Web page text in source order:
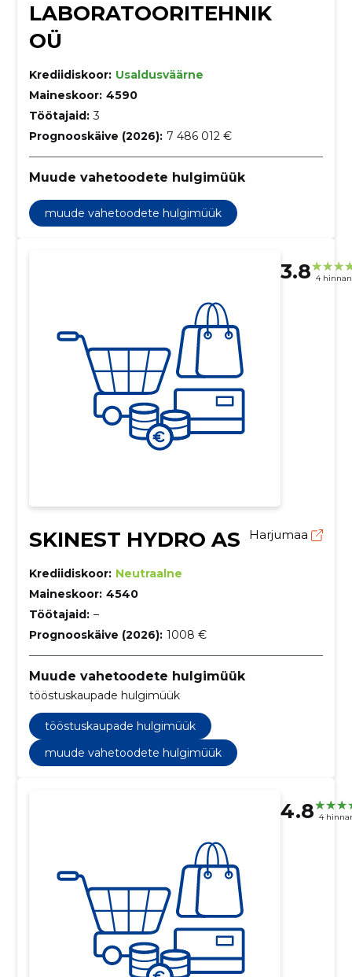
LABORATOORITEHNIK
OÜ
Krediidiskoor: Usaldusväärne
Maineskoor: 4590
Töötajaid: 3
Prognooskäive (2026): 7 486 012 €
Muude vahetoodete hulgimüük
muude vahetoodete hulgimüük
3.8 4
SKINEST HYDRO AS Harjumaa
Krediidiskoor: Neutraalne
Maineskoor: 4540
Töötajaid: –
Prognooskäive (2026): 1008 €
Muude vahetoodete hulgimüük
tööstuskaupade hulgimüük
tööstuskaupade hulgimüük
muude vahetoodete hulgimüük
4.8 4